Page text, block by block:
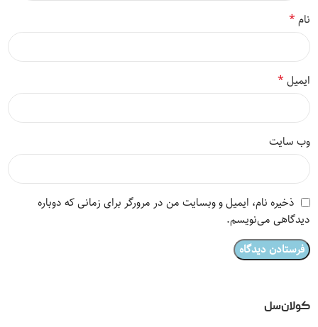
نام*
ایمیل*
وب‌ سایت
ذخیره نام، ایمیل و وبسایت من در مرورگر برای زمانی که دوباره
دیدگاهی می‌نویسم.
کولان‌سل